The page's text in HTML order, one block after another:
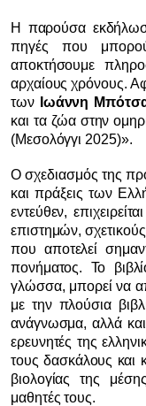
Η παρούσα
πηγές που
αποκτήσουμε
αρχαίους χρόνους.
των Ιωάννη
και τα ζώα στην
(Μεσολόγγι 2025)».
Ο σχεδιασμός της
και πράξεις των
εντεύθεν,
επιστημών,
που αποτελεί
πονήματος. Το
γλώσσα, μπορεί να
με την πλούσια
ανάγνωσμα, αλλά
ερευνητές της
τους δασκάλους και
βιολογίας της
μαθητές τους.